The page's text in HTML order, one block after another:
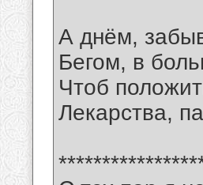
А днём,
Бегом, в
Чтоб
Лекарства,